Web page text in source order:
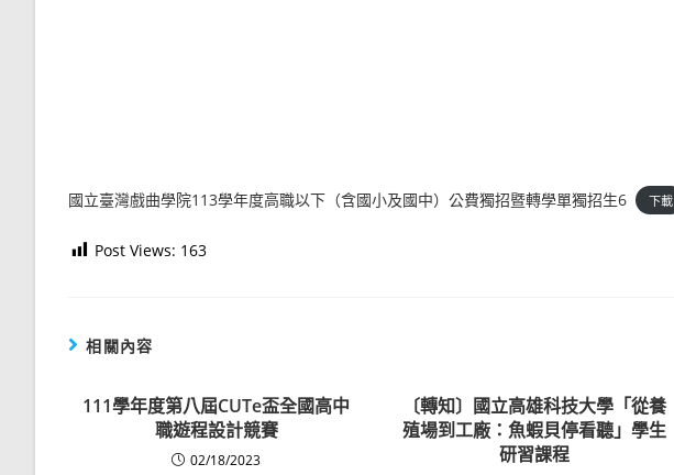
國立臺灣戲曲學院113學年度高職以下（含國小及國中）公費獨招暨轉學單獨招生6 下載
Post Views: 163
相關內容
111學年度第八屆CUTe盃全國高中
職遊程設計競賽
02/18/2023
〔轉知〕國立高雄科技大學「從養
殖場到工廠：魚蝦貝停看聽」學生
研習課程